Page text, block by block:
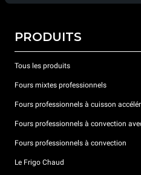
PRODUITS
Tous les produits
Fours mixtes professionnels
Fours professionnels à cuisson
Fours professionnels à convection
Fours professionnels à convection
Le Frigo Chaud